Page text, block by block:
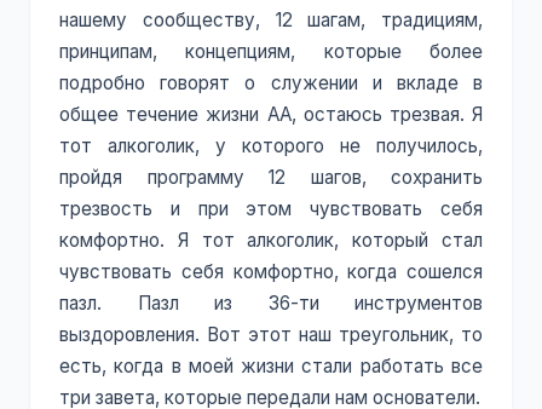
нашему сообществу, 12 шагам, традициям,
принципам, концепциям, которые более
подробно говорят о служении и вкладе в
общее течение жизни АА, остаюсь трезвая. Я
тот алкоголик, у которого не получилось,
пройдя программу 12 шагов, сохранить
трезвость и при этом чувствовать себя
комфортно. Я тот алкоголик, который стал
чувствовать себя комфортно, когда сошелся
пазл. Пазл из 36-ти инструментов
выздоровления. Вот этот наш треугольник, то
есть, когда в моей жизни стали работать все
три завета, которые передали нам основатели.